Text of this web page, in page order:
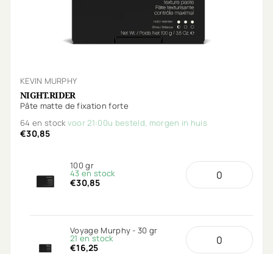
KEVIN MURPHY
NIGHT.RIDER
Pâte matte de fixation forte
64 en stockvoor 21:00u besteld, morgen in huis
€30,85
100 gr
43 en stock
€30,85
Voyage Murphy - 30 gr
21 en stock
€16,25